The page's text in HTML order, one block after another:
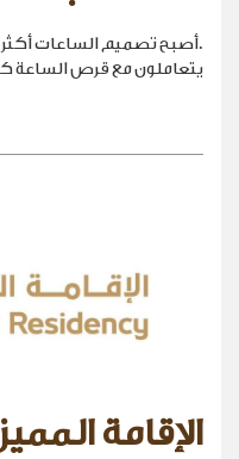
.أصبح تصميم الساعات أكثر
يتعاملون مع قرص الساعة
الإقامة